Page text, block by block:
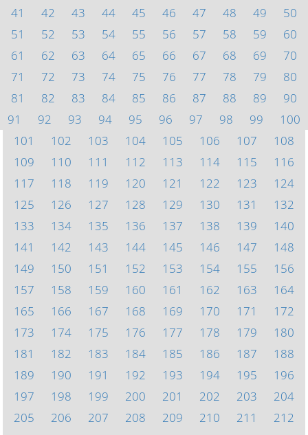
41
42 43 44 45 46 47 48 49
50
51
52 53 54 55 56 57 58 59
60
61
62 63 64 65 66 67 68 69
70
71
72 73 74 75 76 77 78 79
80
81
82 83 84 85 86 87 88 89
90
91
92 93 94 95 96 97 98 99
100
101
102 103 104 105 106 107
108
109
110 111 112 113 114 115
116
117
118 119 120 121 122 123
124
125
126 127 128 129 130 131
132
133
134 135 136 137 138 139
140
141
142 143 144 145 146 147
148
149
150 151 152 153 154 155
156
157
158 159 160 161 162 163
164
165
166 167 168 169 170 171
172
173
174 175 176 177 178 179
180
181
182 183 184 185 186 187
188
189
190 191 192 193 194 195
196
197
198 199 200 201 202 203
204
205
206 207 208 209 210 211
212